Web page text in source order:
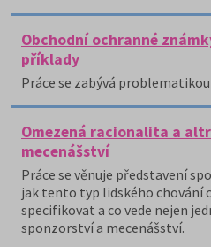
Obchodní ochranné
příklady
Práce se zabývá
Omezená racionalita a
mecenášství
Práce se věnuje představení
jak tento typ lidského chování
specifikovat a co vede nejen
sponzorství a mecenášství.